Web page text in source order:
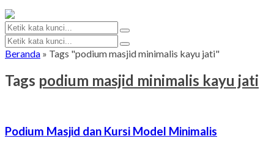
Beranda » Tags "podium masjid minimalis kayu jati"
Tags podium masjid minimalis kayu jati
Podium Masjid dan Kursi Model Minimalis